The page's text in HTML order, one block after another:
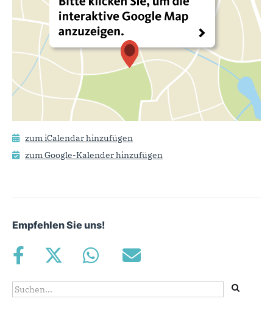
zum iCalendar hinzufügen
zum Google-Kalender hinzufügen
Empfehlen Sie uns!
Suchformular
Suche